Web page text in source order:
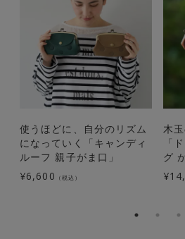
使うほどに、自分のリズム
になっていく「キャンディ
ルーフ 親子がま口」
¥6,600 （税込）
木
「
グ
¥